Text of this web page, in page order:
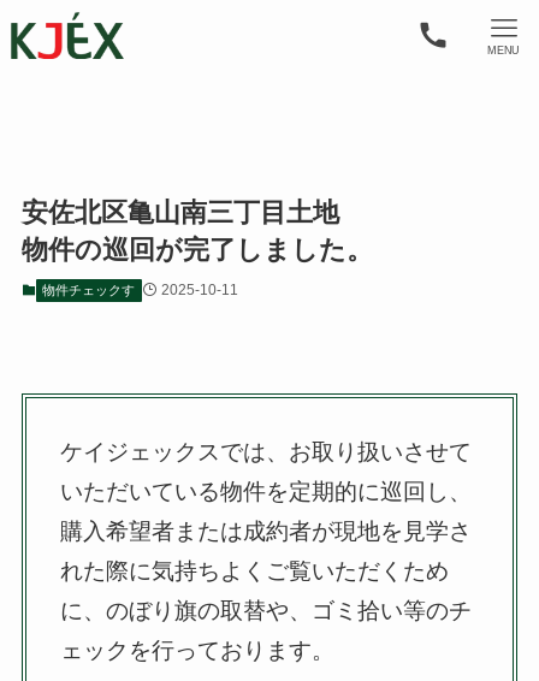
MENU
安佐北区亀山南三丁目土地
物件の巡回が完了しました。
物件チェックす 2025-10-11
ケイジェックスでは、お取り扱いさせて
いただいている物件を定期的に巡回し、
購入希望者または成約者が現地を見学さ
れた際に気持ちよくご覧いただくため
に、のぼり旗の取替や、ゴミ拾い等のチ
ェックを行っております。